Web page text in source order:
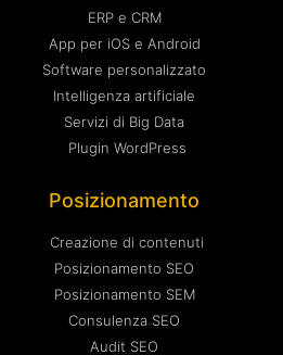
ERP e CRM
App per iOS e Android
Software personalizzato
Intelligenza artificiale
Servizi di Big Data
Plugin WordPress
Posizionamento
Creazione di contenuti
Posizionamento SEO
Posizionamento SEM
Consulenza SEO
Audit SEO